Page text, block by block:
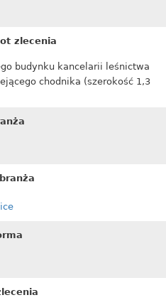
zlecenia
budynku kancelarii leśnictwa
chodnika (szerokość 1,3